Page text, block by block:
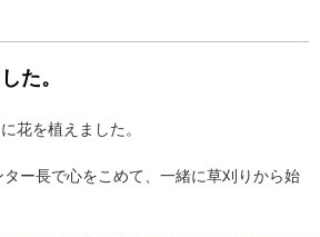
た。
花を植えました。
ー長で心をこめて、一緒に草刈りから始